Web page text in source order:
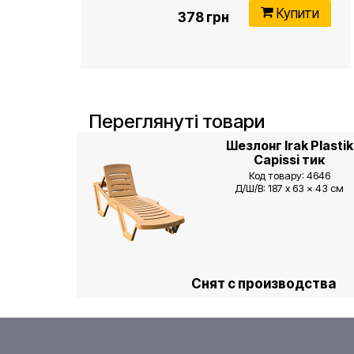
378 грн Купити
Переглянуті товари
Шезлонг Irak Plastik
Capissi тик
Код товару: 4646
Д/Ш/В: 187 x 63 x 43 cм
Снят с производства